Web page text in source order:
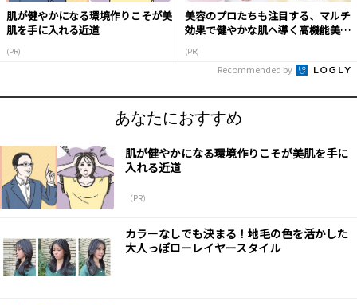
肌が健やかになる環境作りこそが美
肌を手に入れる近道
(PR)
美容のプロたちも注目する、マルチ
効果で健やかな肌へ導く高機能美容
(PR)
Recommended by
あなたにおすすめ
肌が健やかになる環境作りこそが美肌を手に
入れる近道
（PR）
カラーなしでも決まる！地毛の色を活かした
大人っぽローレイヤースタイル